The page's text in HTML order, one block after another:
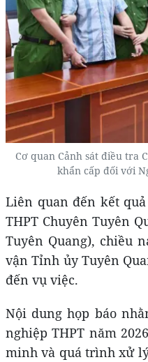
Cơ quan Cảnh sát điều tra
khẩn cấp đối với
Liên quan đến kết
THPT Chuyên Tuyên
Tuyên Quang), chiều
vận Tỉnh ủy Tuyên
đến vụ việc.
Nội dung họp báo
nghiệp THPT năm
minh và quá trình xử